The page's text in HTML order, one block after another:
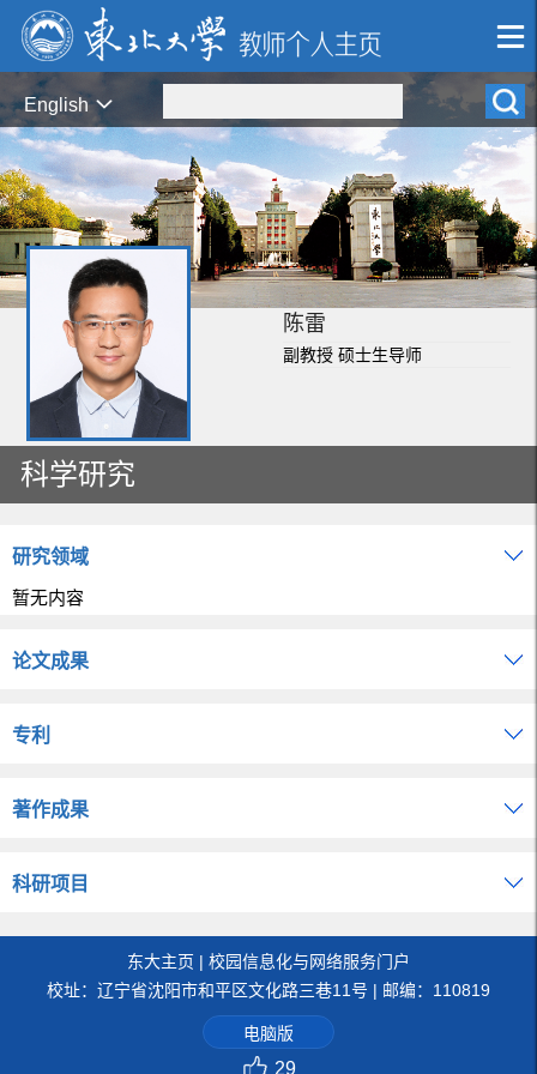
English
陈雷
副教授 硕士生导师
科学研究
研究领域
暂无内容
论文成果
专利
著作成果
科研项目
东大主页 | 校园信息化与网络服务门户
校址：辽宁省沈阳市和平区文化路三巷11号 | 邮编：110819
电脑版
29